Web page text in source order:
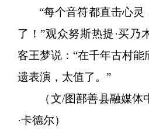
“每个音符都直击心
了！”观众努斯热提·买乃
客王梦说：“在千年古村
遗表演，太值了。”
（文/图鄯善县融媒体
·卡德尔）